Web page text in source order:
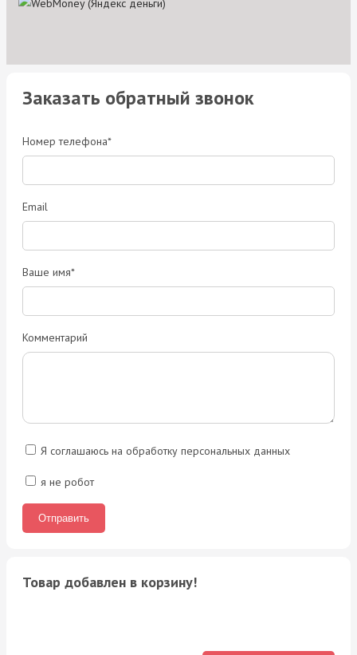
Заказать обратный звонок
Номер телефона*
Email
Ваше имя*
Комментарий
Я соглашаюсь на обработку персональных данных
я не робот
Товар добавлен в корзину!